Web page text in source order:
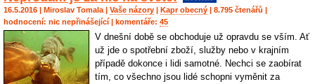
16.5.2016 | Miroslav Tomala Vaše názory Kapr obecný | 8.795 čtenářů |
hodnocení: nic nepřinášející | komentáře: 45
V dnešní době se obchoduje už opravdu se vším. Ať
už jde o spotřební zboží, služby nebo v krajním
případě dokonce i lidi samotné. Nechci se zaobírat
tím, co všechno jsou lidé schopni vyměnit za